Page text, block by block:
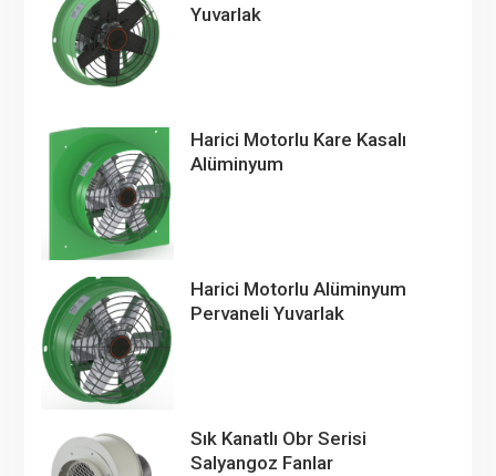
Yuvarlak
Harici Motorlu Kare Kasalı
Alüminyum
Harici Motorlu Alüminyum
Pervaneli Yuvarlak
Sık Kanatlı Obr Serisi
Salyangoz Fanlar